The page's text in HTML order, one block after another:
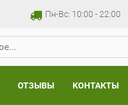
Пн-Вс: 10:00 - 22:00
ОТЗЫВЫ КОНТАКТЫ